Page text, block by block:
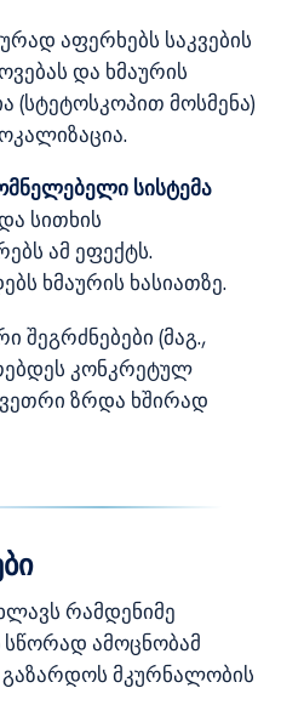
აფერხებს საკვების
და ხმაურის
(სტეტოსკოპით მოსმენა)
სისტემა
სითხის
ამ ეფექტს.
ხმაურის ხასიათზე.
შეგრძნებები (მაგ.,
კონკრეტულ
ზრდა ხშირად
რამდენიმე
სწორად ამოცნობამ
მკურნალობის